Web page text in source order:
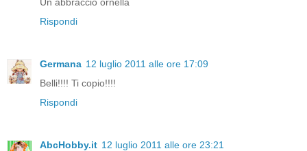
Rispondi
Germana 12 luglio 2011 alle ore 17:09
Belli!!!! Ti copio!!!!
Rispondi
AbcHobby.it 12 luglio 2011 alle ore 23:21